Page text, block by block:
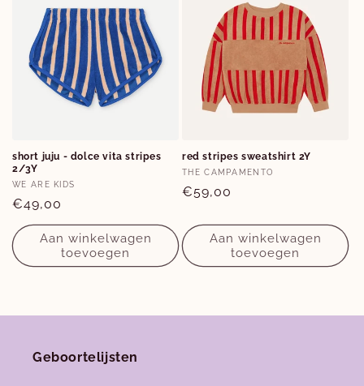
short juju - dolce vita stripes
2/3Y
Verkoper:
WE ARE KIDS
Normale
prijs
€49,00
Aan winkelwagen
toevoegen
2Y
red stripes sweatshirt 2Y
Verkoper:
THE CAMPAMENTO
Normale
€59,00
Aan winkelwagen
toevoegen
Geboortelijsten
nu ook
online!
FacebookInstagram